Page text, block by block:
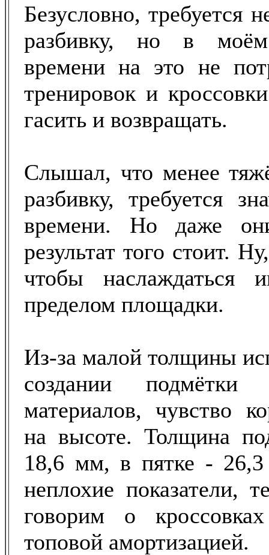
Безусловно, требуется
разбивку, но в
времени на это не
тренировок и
гасить и возвращать.
Слышал, что менее
разбивку, требуется
времени. Но даже
результат того стоит.
чтобы
пределом площадки.
Из-за малой толщины
создании
материалов, чувство
на высоте. Толщина
18,6 мм, в пятке -
неплохие показатели,
говорим о
топовой амортизацией.